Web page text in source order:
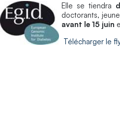
Elle se tiendra
doctorants,
avant le 15 juin
Télécharger le